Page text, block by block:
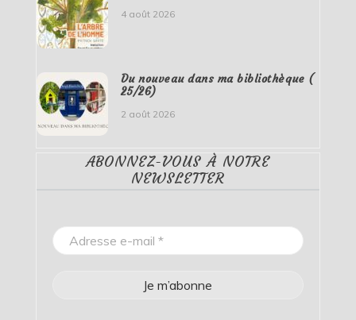
4 août 2026
Du nouveau dans ma bibliothèque (
25/26)
2 août 2026
ABONNEZ-VOUS À NOTRE
NEWSLETTER